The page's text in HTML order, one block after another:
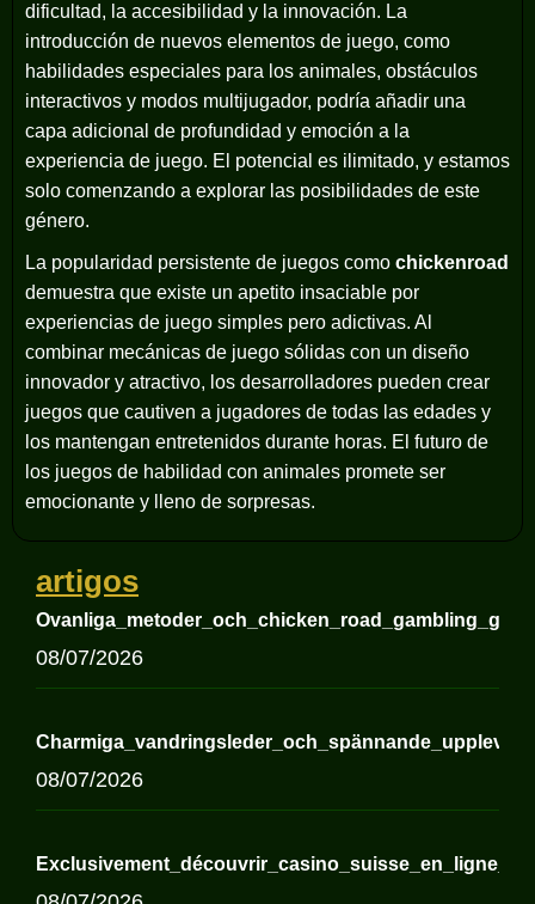
dificultad, la accesibilidad y la innovación. La
introducción de nuevos elementos de juego, como
habilidades especiales para los animales, obstáculos
interactivos y modos multijugador, podría añadir una
capa adicional de profundidad y emoción a la
experiencia de juego. El potencial es ilimitado, y estamos
solo comenzando a explorar las posibilidades de este
género.
La popularidad persistente de juegos como chickenroad
demuestra que existe un apetito insaciable por
experiencias de juego simples pero adictivas. Al
combinar mecánicas de juego sólidas con un diseño
innovador y atractivo, los desarrolladores pueden crear
juegos que cautiven a jugadores de todas las edades y
los mantengan entretenidos durante horas. El futuro de
los juegos de habilidad con animales promete ser
emocionante y lleno de sorpresas.
artigos
08/07/2026
08/07/2026